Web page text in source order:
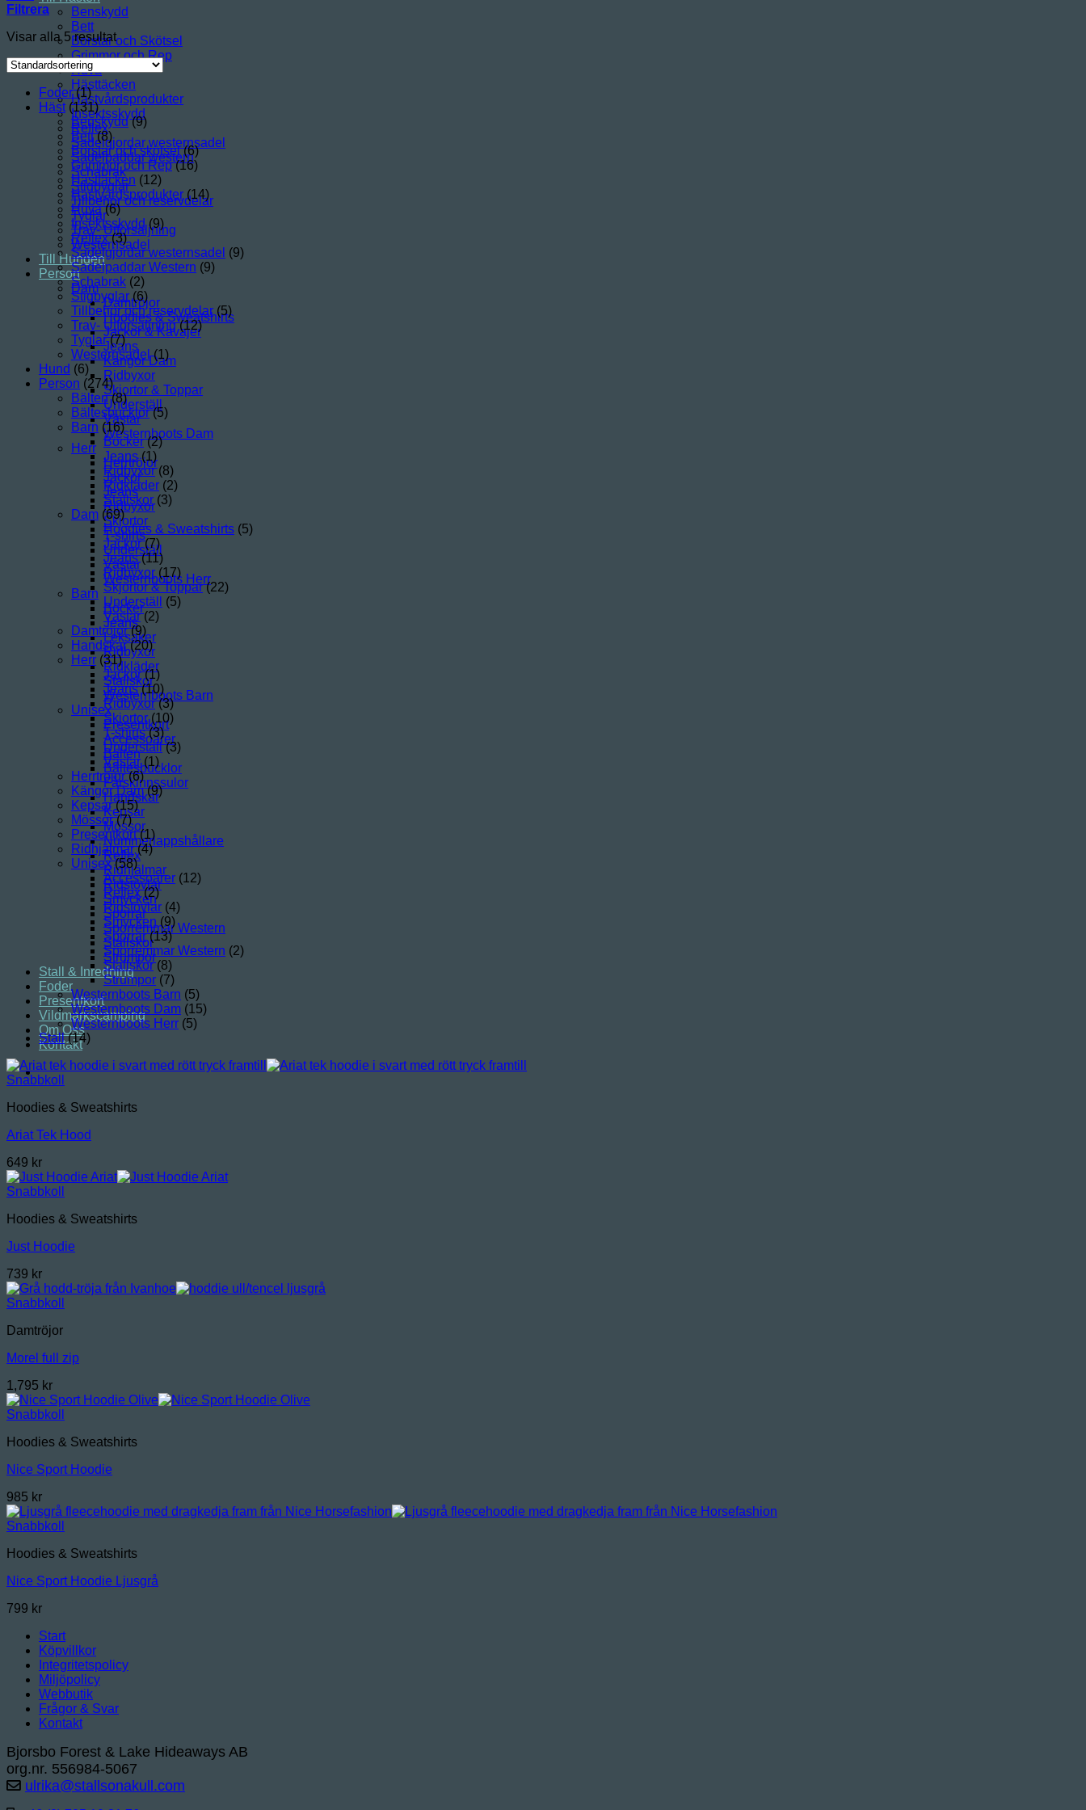
Benskydd
Bett
Borstar och Skötsel
Grimmor och Rep
Huva
Hästtäcken
Hästvårdsprodukter
Insektsskydd
Reflex
Sadelgjordar westernsadel
Sadelpaddar western
Schabrak
Stigbyglar
Tillbehör och reservdelar
Tyglar
Trav- Utförsäljning
Westernsadel
Till Hunden
Person
Dam
Damtröjor
Hoodies & Sweatshirts
Jackor & Kavajer
Jeans
Kängor Dam
Ridbyxor
Skjortor & Toppar
Underställ
Västar
Westernboots Dam
Herr
Herrtröjor
Jackor
Jeans
Ridbyxor
Skjortor
T-shirts
Underställ
Västar
Westernboots Herr
Barn
Böcker
Jeans
Leksaker
Ridbyxor
Ridkläder
Stallskor
Westernboots Barn
Unisex
Presentkort
Accessoarer
Bälten
Bältesbucklor
Fårskinnssulor
Handskar
Kepsar
Mössor
Nummerlappshållare
Reflex
Ridhjälmar
Ridstövlar
Smycken
Sporrar
Sporremmar Western
Stallskor
Strumpor
Stall & Inredning
Foder
Presentkort
Vildmarkscamping
Om Oss
Kontakt
Filtrera
Visar alla 5 resultat
Foder (1)
Häst (131)
Benskydd (9)
Bett (8)
Borstar och skötsel (6)
Grimmor och Rep (16)
Hästtäcken (12)
Hästvårdsprodukter (14)
Huva (6)
Insektsskydd (9)
Reflex (3)
Sadelgjordar westernsadel (9)
Sadelpaddar Western (9)
Schabrak (2)
Stigbyglar (6)
Tillbehör och reservdelar (5)
Trav- Utförsäljning (12)
Tyglar (7)
Westernsadel (1)
Hund (6)
Person (274)
Bälten (8)
Bältesbucklor (5)
Barn (16)
Böcker (2)
Jeans (1)
Ridbyxor (8)
Ridkläder (2)
Stallskor (3)
Dam (69)
Hoodies & Sweatshirts (5)
Jackor (7)
Jeans (11)
Ridbyxor (17)
Skjortor & Toppar (22)
Underställ
(5)
Västar (2)
Damtröjor (9)
Handskar (20)
Herr (31)
Jackor (1)
Jeans (10)
Ridbyxor (3)
Skjortor (10)
T-shirts (3)
Underställ (3)
Västar (1)
Herrtröjor (6)
Kängor Dam (9)
Kepsar (15)
Mössor (7)
Presentkort (1)
Ridhjälmar (4)
Unisex (58)
Accessoarer (12)
Reflex (2)
Ridstövlar (4)
Smycken (9)
Sporrar (13)
Sporremmar Western (2)
Stallskor (8)
Strumpor (7)
Westernboots Barn (5)
Westernboots Dam (15)
Westernboots Herr (5)
Stall (14)
Snabbkoll
Hoodies & Sweatshirts
Ariat Tek Hood
649 kr
Snabbkoll
Hoodies & Sweatshirts
Just Hoodie
739 kr
Snabbkoll
Damtröjor
Morel full zip
1,795 kr
Snabbkoll
Hoodies & Sweatshirts
Nice Sport Hoodie
985 kr
Snabbkoll
Hoodies & Sweatshirts
Nice Sport Hoodie Ljusgrå
799 kr
Start
Köpvillkor
Integritetspolicy
Miljöpolicy
Webbutik
Frågor & Svar
Kontakt
Bjorsbo Forest & Lake Hideaways AB
org.nr. 556984-5067
ulrika@stallsonakull.com